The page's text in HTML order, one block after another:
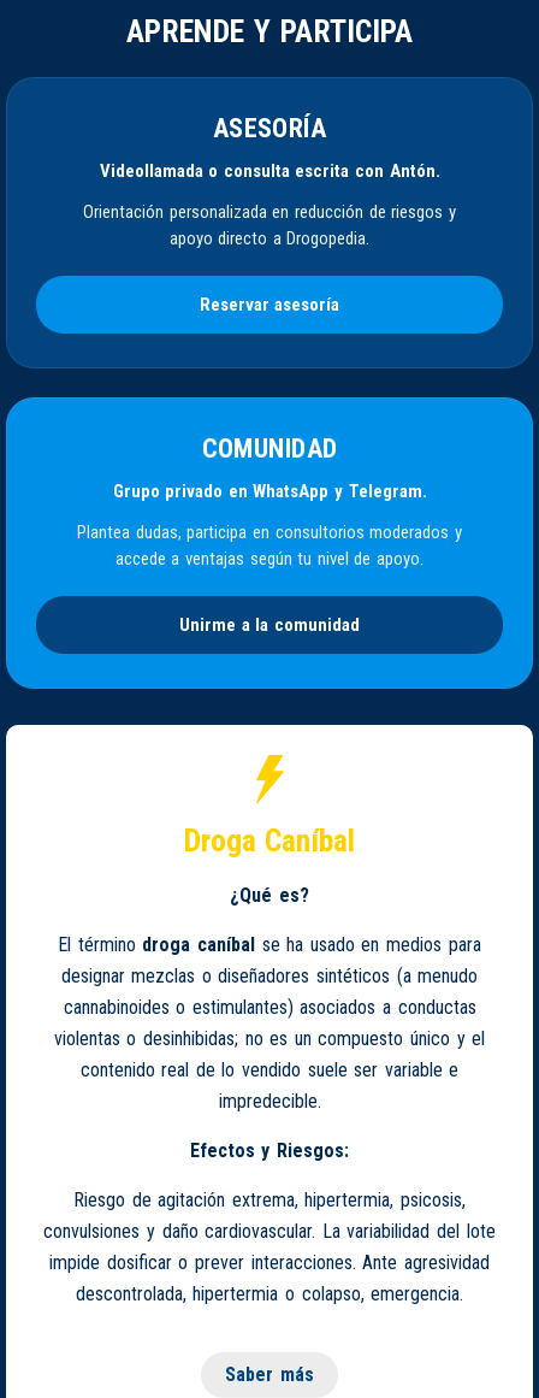
APRENDE Y PARTICIPA
ASESORÍA
Videollamada o consulta escrita con Antón.
Orientación personalizada en reducción de riesgos y
apoyo directo a Drogopedia.
Reservar asesoría
COMUNIDAD
Grupo privado en WhatsApp y Telegram.
Plantea dudas, participa en consultorios moderados y
accede a ventajas según tu nivel de apoyo.
Unirme a la comunidad
Droga Caníbal
¿Qué es?
El término droga caníbal se ha usado en medios para
designar mezclas o diseñadores sintéticos (a menudo
cannabinoides o estimulantes) asociados a conductas
violentas o desinhibidas; no es un compuesto único y el
contenido real de lo vendido suele ser variable e
impredecible.
Efectos y Riesgos:
Riesgo de agitación extrema, hipertermia, psicosis,
convulsiones y daño cardiovascular. La variabilidad del lote
impide dosificar o prever interacciones. Ante agresividad
descontrolada, hipertermia o colapso, emergencia.
Saber más